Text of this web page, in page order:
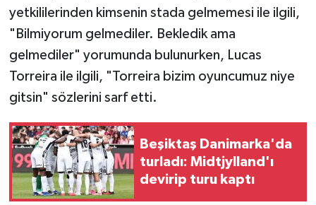
yetkililerinden kimsenin stada gelmemesi ile ilgili,
"Bilmiyorum gelmediler. Bekledik ama
gelmediler" yorumunda bulunurken, Lucas
Torreira ile ilgili, "Torreira bizim oyuncumuz niye
gitsin" sözlerini sarf etti.
Beşiktaş Danimarka'da
turladı: Midtjylland'ı
devirip turu kaptı